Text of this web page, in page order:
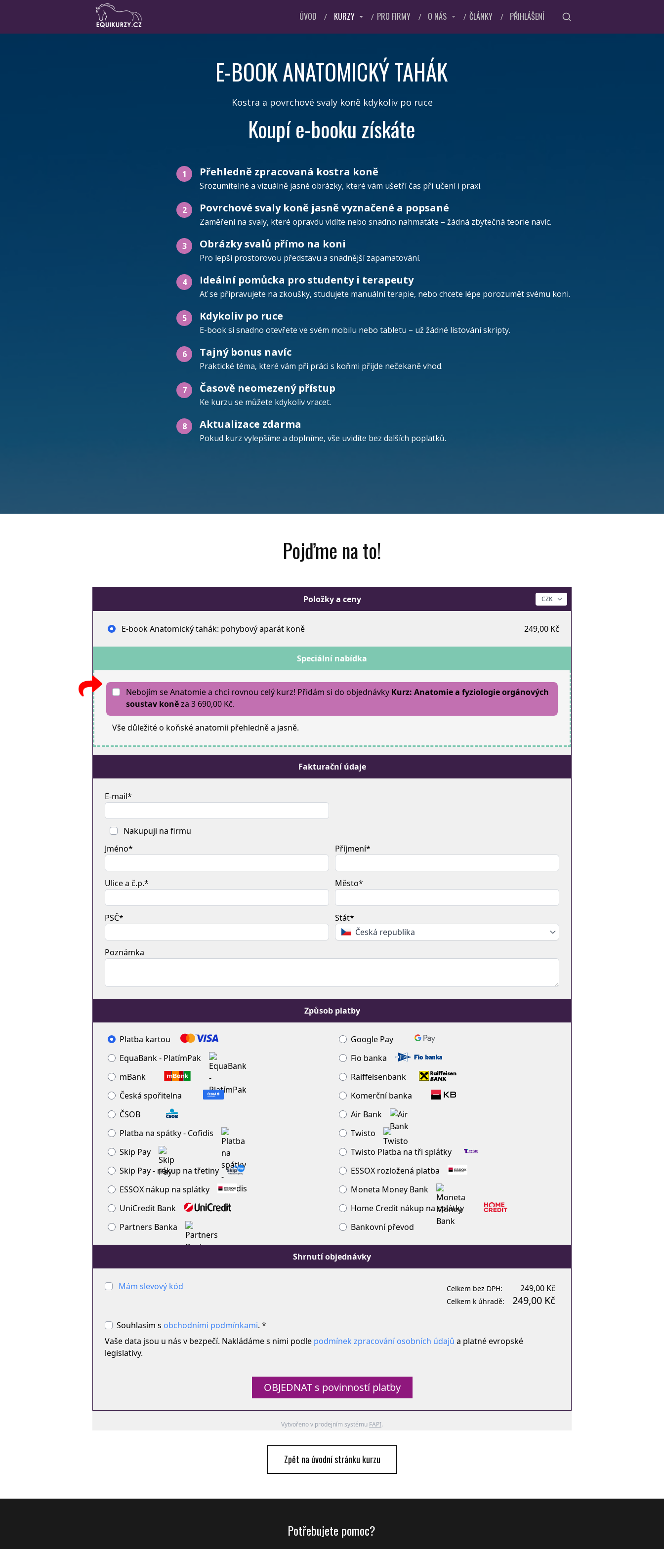
ÚVOD KURZY PRO FIRMY O NÁS ČLÁNKY PŘIHLÁŠENÍ
E-BOOK ANATOMICKÝ TAHÁK
Kostra a povrchové svaly koně kdykoliv po ruce
Koupí e-booku získáte
1 Přehledně zpracovaná kostra koně
Srozumitelné a vizuálně jasné obrázky, které vám ušetří čas při učení i praxi.
2 Povrchové svaly koně jasně vyznačené a popsané
Zaměření na svaly, které opravdu vidíte nebo snadno nahmatáte – žádná zbytečná teorie navíc.
3 Obrázky svalů přímo na koni
Pro lepší prostorovou představu a snadnější zapamatování.
4 Ideální pomůcka pro studenty i terapeuty
Ať se připravujete na zkoušky, studujete manuální terapie, nebo chcete lépe porozumět svému koni.
5 Kdykoliv po ruce
E-book si snadno otevřete ve svém mobilu nebo tabletu – už žádné listování skripty.
6 Tajný bonus navíc
Praktické téma, které vám při práci s koňmi přijde nečekaně vhod.
7 Časově neomezený přístup
Ke kurzu se můžete kdykoliv vracet.
8 Aktualizace zdarma
Pokud kurz vylepšíme a doplníme, vše uvidíte bez dalších poplatků.
Pojďme na to!
Položky a ceny
E-book Anatomický tahák: pohybový aparát koně 249,00 Kč
Speciální nabídka
Nebojím se Anatomie a chci rovnou celý kurz! Přidám si do objednávky Kurz: Anatomie a fyziologie orgánových
soustav koněza 3 690,00 Kč.
Vše důležité o koňské anatomii přehledně a jasně.
Fakturační údaje
E-mail*
Nakupuji na firmu
Jméno*
Příjmení*
Ulice a č.p.* Město*
PSČ*
Stát*
Česká republika
Poznámka
Způsob platby
Platba kartou
Google Pay
EquaBank - PlatímPak
Fio banka
mBank
Raiffeisenbank
Česká spořitelna
Komerční banka
ČSOB
Air Bank
Platba na spátky - Cofidis
Twisto
Skip Pay
Twisto Platba na tři splátky
Skip Pay - nákup na třetiny
ESSOX rozložená platba
ESSOX nákup na splátky
Moneta Money Bank
UniCredit Bank
Home Credit nákup na splátky
Partners Banka
Bankovní převod
Shrnutí objednávky
Mám slevový kód Celkem bez DPH: 249,00 Kč
Celkem k úhradě: 249,00 Kč
Souhlasím s obchodními podmínkami. *
Vaše data jsou u nás v bezpečí. Nakládáme s nimi podle podmínek zpracování osobních údajů a platné evropské
legislativy.
OBJEDNAT s povinností platby
Vytvořeno v prodejním systému FAPI.
Zpět na úvodní stránku kurzu
Potřebujete pomoc?